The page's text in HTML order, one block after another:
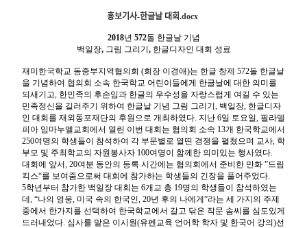
홍보기사-한글날 대회.docx
2018년 572돌 한글날 기념
백일장, 그림 그리기 , 한글디자인 대회 성료
재미한국학교 동중부지역협의회 (회장 이경애)는 한글 창제 572돌 한글날
을 기념하여 협의회 소속 한국학교 어린이들에게 한글날에 대한 의미를
되새기고, 한민족의 후손임과 한글의 우수성을 자랑스럽게 여길 수 있는
민족정신을 길러주기 위하여 한글날 기념 그림 그리기 , 백일장, 한글디자
인 대회를 재외동포재단의 후원으로 개최하였다. 지난 6일 토요일, 필라델
피아 임마누엘교회에서 열린 이번 대회는 협의회 소속 13개 한국학교에서
250여명의 학생들이 참석하여 각 부문별로 열띤 경쟁을 펼쳤으며 교사, 학
부모 및 주최학교의 자원봉사자 100여명이 함께한 의미있는 행사였다.
대회에 앞서, 20여분 동안의 등록 시간에는 협의회에서 준비한 만화 ”드림
킥스“를 보여줌으로써 대회에 참가하는 학생들의 긴장을 풀어주었다.
5학년부터 참가한 백일장 대회는 6개교 총 19명의 학생들이
참석하였는
데 , “나의 영웅, 미국 속의 한국인, 20년 후의 나에게 ”라는 세 가지의 주제
중에서 한가지를 선택하여 한국학교에서 갈고 닦은 작문 솜씨를 심도있게
드러내었다. 심사를 맡은 이시원(유펜교육 언어학 학자 및 한국어 강의 )선